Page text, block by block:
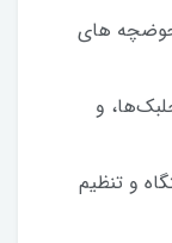
حوضچه های
و
و تنظیم